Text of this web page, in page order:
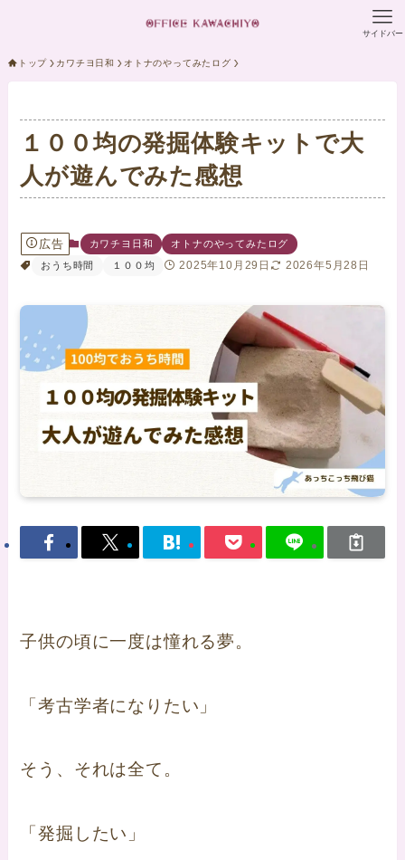
サイドバー
トップ カワチヨ日和 オトナのやってみたログ
１００均の発掘体験キットで大
人が遊んでみた感想
広告 カワチヨ日和
オトナのやってみたログ
おうち時間
１００均 2025年10月29日 2026年5月28日
子供の頃に一度は憧れる夢。
「考古学者になりたい」
そう、それは全て。
「発掘したい」